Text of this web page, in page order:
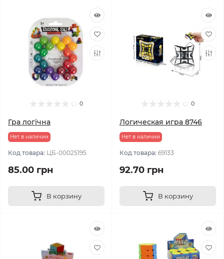
0
Гра логічна
Нет в наличии
Код товара: ЦБ-00025195
85.00 грн
В корзину
0
Логическая игра 8746
Нет в наличии
Код товара: 69133
92.70 грн
В корзину